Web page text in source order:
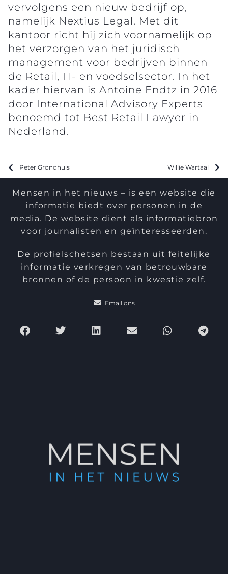
vervolgens een nieuw bedrijf op,
namelijk Nextius Legal. Met dit
kantoor richt hij zich voornamelijk op
het verzorgen van het juridisch
management voor bedrijven binnen
de Retail, IT- en voedselsector. In het
kader hiervan is Antoine Endtz in 2016
door International Advisory Experts
benoemd tot Best Retail Lawyer in
Nederland.
Peter Grondhuis Willie Wartaal
Mensen in het nieuws – is een website die
informatie biedt over personen in de
media. De website dient als informatiebron
voor journalisten en geïnteresseerden.
De profielschetsen bestaan uit feitelijke
informatie verkregen van betrouwbare
bronnen of de persoon in kwestie zelf.
Email ons